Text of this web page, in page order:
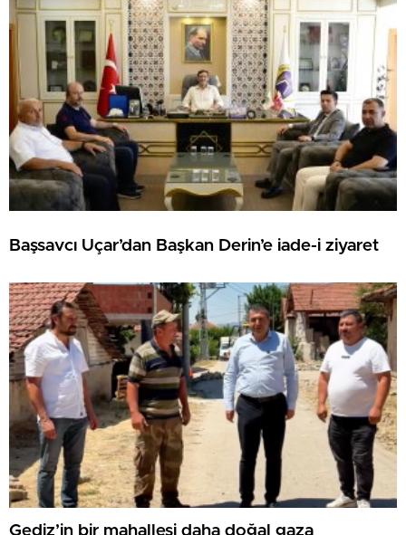
Başsavcı Uçar’dan Başkan Derin’e iade-i ziyaret
Gediz’in bir mahallesi daha doğal gaza